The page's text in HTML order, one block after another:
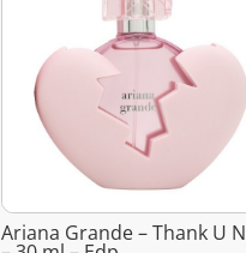
Ariana Grande – Thank U